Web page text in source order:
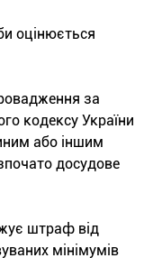
оцінюється
за
кодексу України
або іншим
досудове
штраф від
мінімумів